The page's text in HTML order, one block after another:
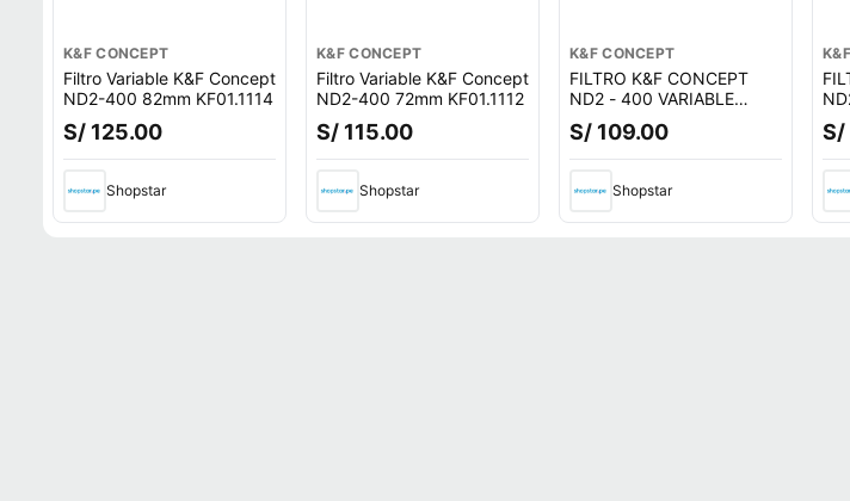
K&F CONCEPT
Filtro Variable K&F Concept
ND2-400 82mm KF01.1114
S/ 125.00
Shopstar
K&F CONCEPT
Filtro Variable K&F Concept
ND2-400 72mm KF01.1112
S/ 115.00
Shopstar
K&F CONCEPT
FILTRO K&F CONCEPT
ND2 - 400 VARIABLE
49MM - KF01.1106
S/ 109.00
Shopstar
S/